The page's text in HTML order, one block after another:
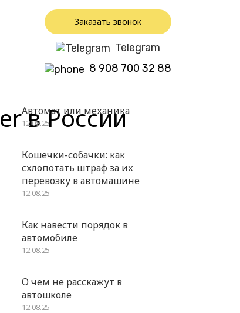
Заказать звонок
Telegram
8 908 700 32 88
в России
Автомат или механика
12.08.25
Кошечки-собачки: как
схлопотать штраф за их
перевозку в автомашине
12.08.25
Как навести порядок в
автомобиле
12.08.25
О чем не расскажут в
автошколе
12.08.25